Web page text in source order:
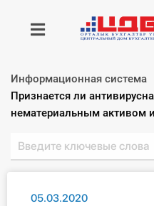
Получить консультацию
Главная ИС
Информационная система
Текущий:
Признается ли
нематериальным активом
05.03.2020